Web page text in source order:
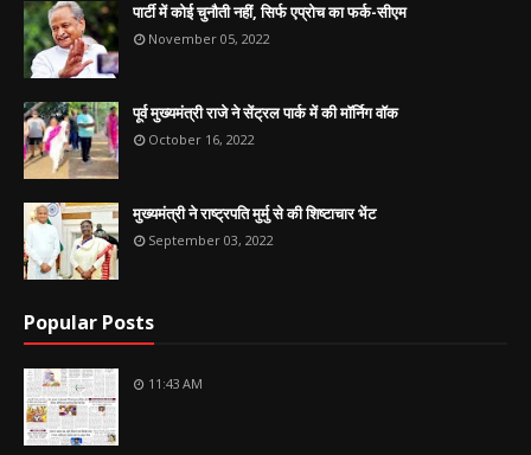
पार्टी में कोई चुनौती नहीं, सिर्फ एप्रोच का फर्क-सीएम
November 05, 2022
पूर्व मुख्यमंत्री राजे ने सेंट्रल पार्क में की मॉर्निग वॉक
October 16, 2022
मुख्यमंत्री ने राष्ट्रपति मुर्मु से की शिष्टाचार भेंट
September 03, 2022
Popular Posts
11:43 AM